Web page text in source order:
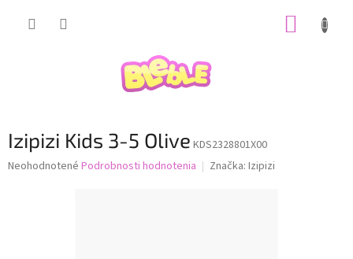
Izipizi Kids 3-5 Olive KDS2328801X00
Priemerné
Neohodnotené Podrobnosti hodnotenia Značka: Izipizi